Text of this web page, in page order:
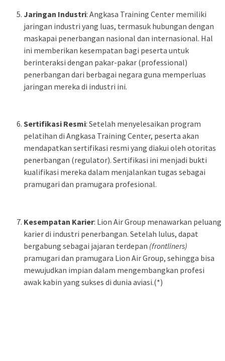
Jaringan Industri: Angkasa Training Center memiliki
jaringan industri yang luas, termasuk hubungan dengan
maskapai penerbangan nasional dan internasional. Hal
ini memberikan kesempatan bagi peserta untuk
berinteraksi dengan pakar-pakar (professional)
penerbangan dari berbagai negara guna memperluas
jaringan mereka di industri ini.
Sertifikasi Resmi: Setelah menyelesaikan program
pelatihan di Angkasa Training Center, peserta akan
mendapatkan sertifikasi resmi yang diakui oleh otoritas
penerbangan (regulator). Sertifikasi ini menjadi bukti
kualifikasi mereka dalam menjalankan tugas sebagai
pramugari dan pramugara profesional.
Kesempatan Karier: Lion Air Group menawarkan peluang
karier di industri penerbangan. Setelah lulus, dapat
bergabung sebagai jajaran terdepan (frontliners)
pramugari dan pramugara Lion Air Group, sehingga bisa
mewujudkan impian dalam mengembangkan profesi
awak kabin yang sukses di dunia aviasi.(*)